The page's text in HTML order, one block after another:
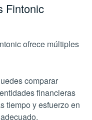
Fintonic
ofrece múltiples
comparar
financieras
tiempo y esfuerzo en